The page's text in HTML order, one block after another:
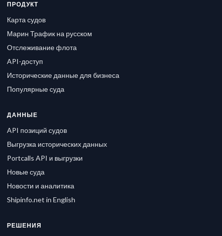
ПРОДУКТ
Карта судов
Марин Трафик на русском
Отслеживание флота
API-доступ
Исторические данные для бизнеса
Популярные суда
ДАННЫЕ
API позиций судов
Выгрузка исторических данных
Portcalls API и выгрузки
Новые суда
Новости и аналитика
Shipinfo.net in English
РЕШЕНИЯ